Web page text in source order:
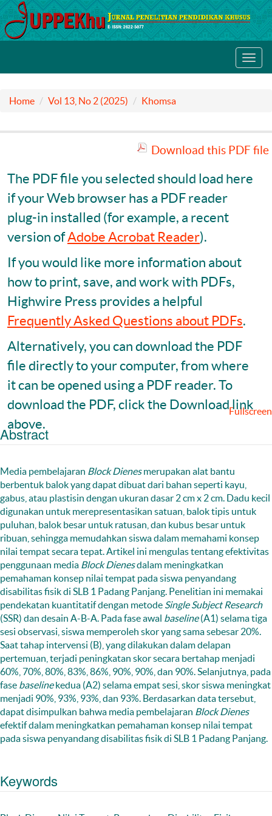
Home Vol 13, No 2 (2025) Khomsa
Download this PDF file
The PDF file you selected should load here
if your Web browser has a PDF reader
plug-in installed (for example, a recent
version ofAdobe Acrobat Reader).
If you would like more information about
how to print, save, and work with PDFs,
Highwire Press provides a helpful
Frequently Asked Questions about PDFs.
Alternatively, you can download the PDF
file directly to your computer, from where
it can be opened using a PDF reader. To
download the PDF, click the Download link
above.
Fullscreen
Abstract
Media pembelajaran Block Dienesmerupakan alat bantu
berbentuk balok yang dapat dibuat dari bahan seperti kayu,
gabus, atau plastisin dengan ukuran dasar 2 cm x 2 cm. Dadu kecil
digunakan untuk merepresentasikan satuan, balok tipis untuk
puluhan, balok besar untuk ratusan, dan kubus besar untuk
ribuan, sehingga memudahkan siswa dalam memahami konsep
nilai tempat secara tepat. Artikel ini mengulas tentang efektivitas
penggunaan media Block Dienesdalam meningkatkan
pemahaman konsep nilai tempat pada siswa penyandang
disabilitas fisik di SLB 1 Padang Panjang. Penelitian ini memakai
pendekatan kuantitatif dengan metode Single Subject Research
(SSR) dan desain A-B-A. Pada fase awal baseline(A1) selama tiga
sesi observasi, siswa memperoleh skor yang sama sebesar 20%.
Saat tahap intervensi (B), yang dilakukan dalam delapan
pertemuan, terjadi peningkatan skor secara bertahap menjadi
60%, 70%, 80%, 83%, 86%, 90%, 90%, dan 90%. Selanjutnya, pada
fase baselinekedua (A2) selama empat sesi, skor siswa meningkat
menjadi 90%, 93%, 93%, dan 93%. Berdasarkan data tersebut,
dapat disimpulkan bahwa media pembelajaran Block Dienes
efektif dalam meningkatkan pemahaman konsep nilai tempat
pada siswa penyandang disabilitas fisik di SLB 1 Padang Panjang.
Keywords